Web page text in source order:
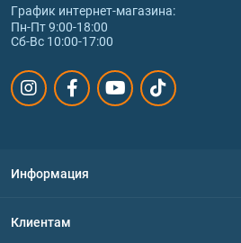
График интернет‑магазина:
Пн-Пт 9:00-18:00
Сб-Вс 10:00-17:00
Информация
Клиентам